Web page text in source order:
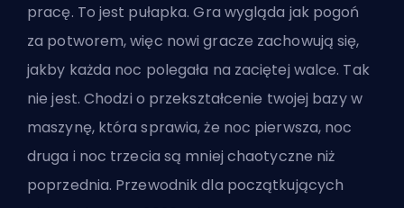
pracę. To jest pułapka. Gra wygląda jak pogoń
za potworem, więc nowi gracze zachowują się,
jakby każda noc polegała na zaciętej walce. Tak
nie jest. Chodzi o przekształcenie twojej bazy w
maszynę, która sprawia, że noc pierwsza, noc
druga i noc trzecia są mniej chaotyczne niż
poprzednia. Przewodnik dla początkujących